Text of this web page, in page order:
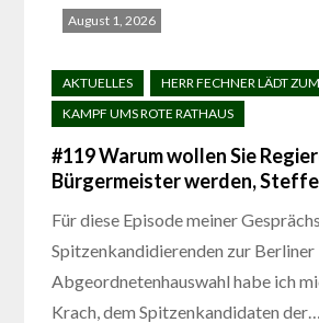
August 1, 2026
#119 Warum wollen Sie
Bürgermeister werden,
Für diese Episode meiner
Spitzenkandidierenden zur Berliner
Abgeordnetenhauswahl habe ich
Krach, dem Spitzenkandidaten der…